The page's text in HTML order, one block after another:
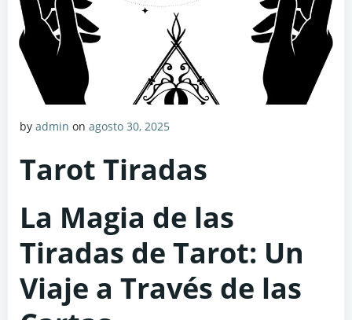
by admin on agosto 30, 2025
Tarot Tiradas
La Magia de las
Tiradas de Tarot: Un
Viaje a Través de las